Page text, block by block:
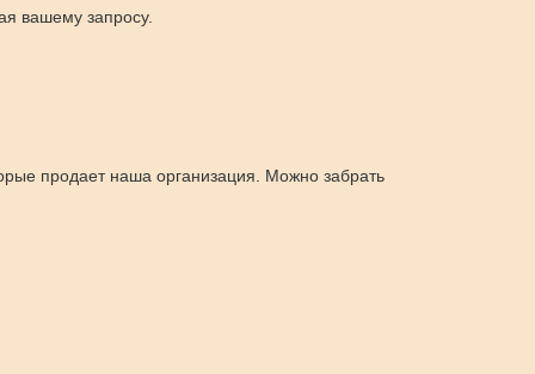
вашему запросу.
продает наша организация. Можно забрать